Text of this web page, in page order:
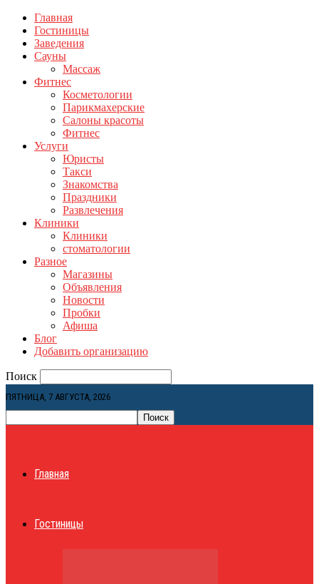
Главная
Гостиницы
Заведения
Сауны
Массаж
Фитнес
Косметологии
Парикмахерские
Салоны красоты
Фитнес
Услуги
Юристы
Такси
Знакомства
Праздники
Развлечения
Клиники
Клиники
стоматологии
Разное
Магазины
Объявления
Новости
Пробки
Афиша
Блог
Добавить организацию
Поиск
ПЯТНИЦА, 7 АВГУСТА, 2026
Главная
Гостиницы